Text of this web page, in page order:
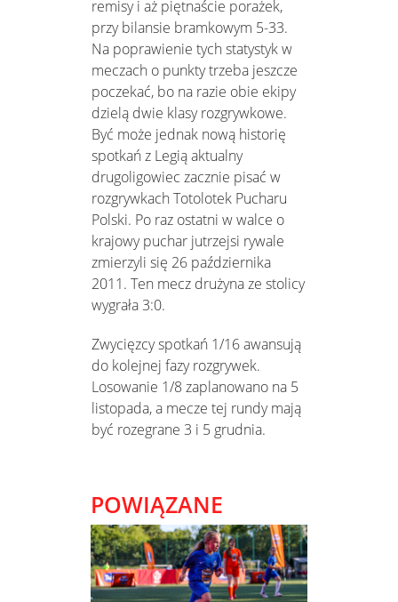
remisy i aż piętnaście porażek,
przy bilansie bramkowym 5-33.
Na poprawienie tych statystyk w
meczach o punkty trzeba jeszcze
poczekać, bo na razie obie ekipy
dzielą dwie klasy rozgrywkowe.
Być może jednak nową historię
spotkań z Legią aktualny
drugoligowiec zacznie pisać w
rozgrywkach Totolotek Pucharu
Polski. Po raz ostatni w walce o
krajowy puchar jutrzejsi rywale
zmierzyli się 26 października
2011. Ten mecz drużyna ze stolicy
wygrała 3:0.
Zwycięzcy spotkań 1/16 awansują
do kolejnej fazy rozgrywek.
Losowanie 1/8 zaplanowano na 5
listopada, a mecze tej rundy mają
być rozegrane 3 i 5 grudnia.
POWIĄZANE